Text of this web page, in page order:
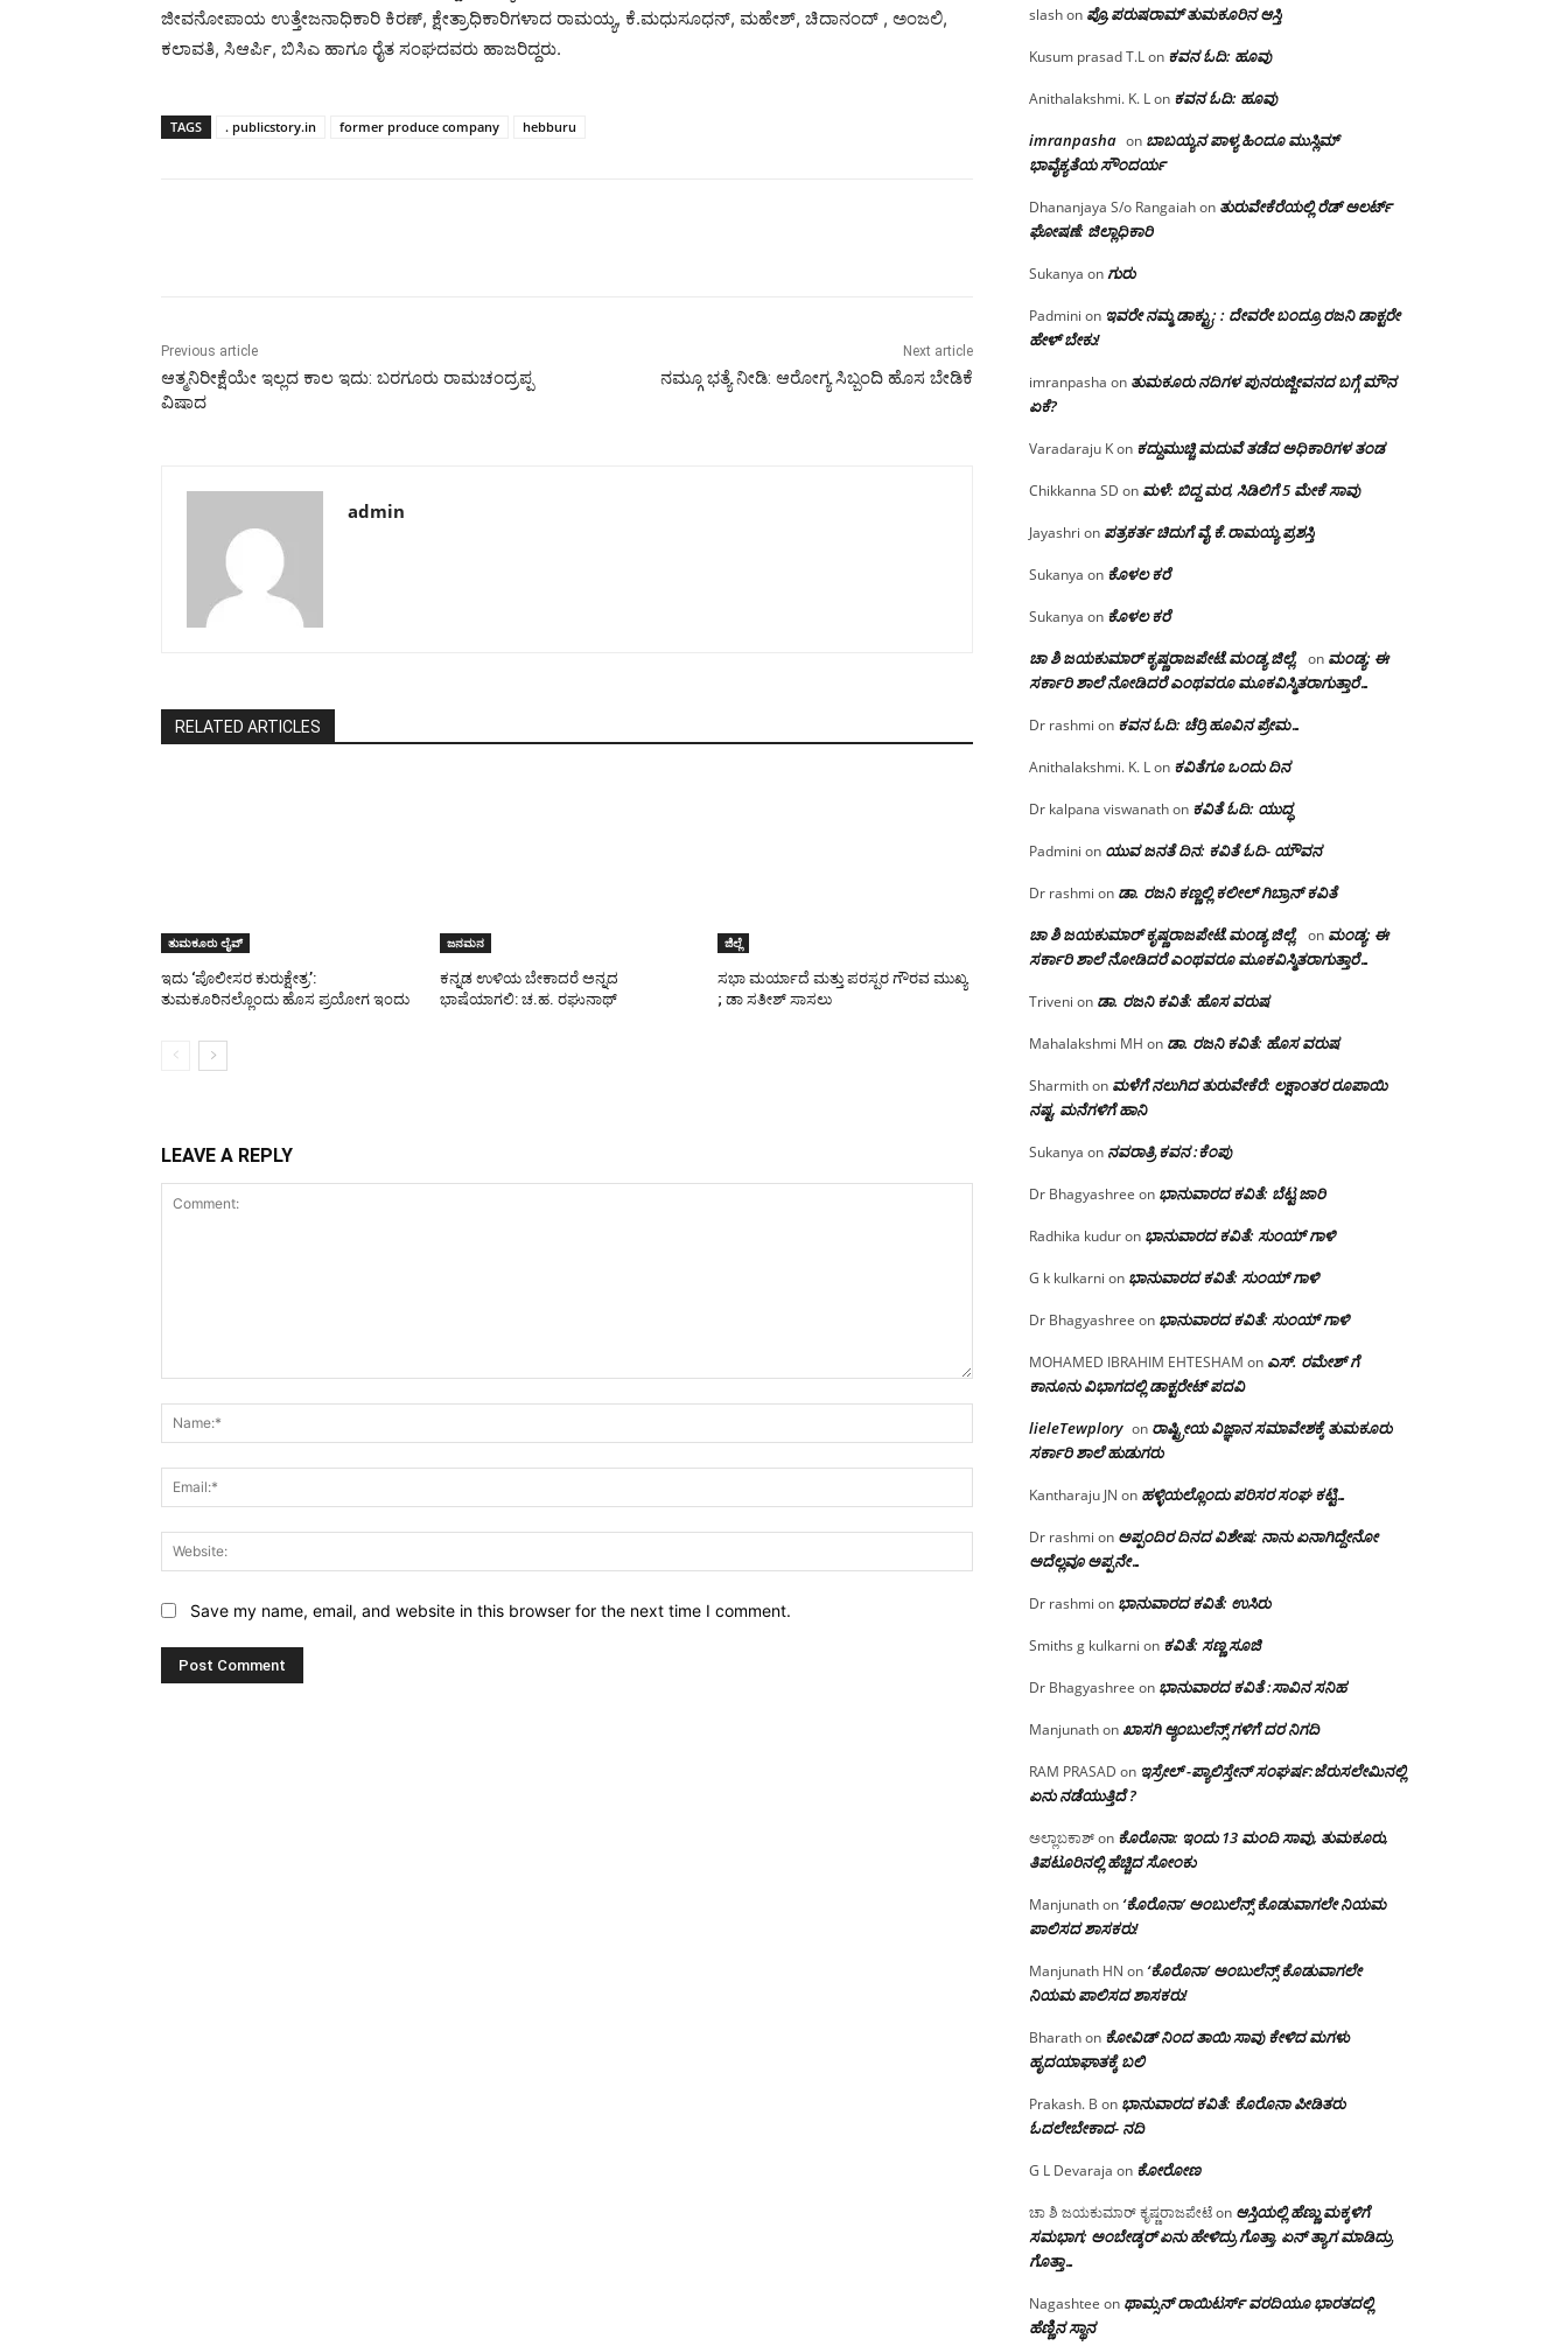
ಜೀವನೋಪಾಯ ಉತ್ತೇಜನಾಧಿಕಾರಿ ಕಿರಣ್, ಕ್ಷೇತ್ರಾಧಿಕಾರಿಗಳಾದ ರಾಮಯ್ಯ, ಕೆ.ಮಧುಸೂಧನ್, ಮಹೇಶ್, ಚಿದಾನಂದ್ , ಅಂಜಲಿ,
ಕಲಾವತಿ, ಸಿಆರ್ಪಿ, ಬಿಸಿಎ ಹಾಗೂ ರೈತ ಸಂಘದವರು ಹಾಜರಿದ್ದರು.
TAGS . publicstory.in former produce company hebburu
Previous article
ಆತ್ಮನಿರೀಕ್ಷೆಯೇ ಇಲ್ಲದ ಕಾಲ ಇದು: ಬರಗೂರು ರಾಮಚಂದ್ರಪ್ಪ
ವಿಷಾದ
Next article
ನಮ್ಗೂ ಭತ್ಯೆ ನೀಡಿ: ಆರೋಗ್ಯ ಸಿಬ್ಬಂದಿ ಹೊಸ ಬೇಡಿಕೆ
admin
RELATED ARTICLES
ತುಮಕೂರು ಲೈವ್
ಇದು ‘ಪೊಲೀಸರ ಕುರುಕ್ಷೇತ್ರ’:
ತುಮಕೂರಿನಲ್ಲೊಂದು ಹೊಸ ಪ್ರಯೋಗ ಇಂದು
ಜನಮನ
ಕನ್ನಡ ಉಳಿಯ ಬೇಕಾದರೆ ಅನ್ನದ
ಭಾಷೆಯಾಗಲಿ: ಚ.ಹ. ರಘುನಾಥ್
ಜಿಲ್ಲೆ
ಸಭಾ ಮರ್ಯಾದೆ ಮತ್ತು ಪರಸ್ಪರ ಗೌರವ ಮುಖ್ಯ
; ಡಾ ಸತೀಶ್ ಸಾಸಲು
LEAVE A REPLY
Website:
Save my name, email, and website in this browser for the next time I comment.
slashon ಪ್ರೊ.ಪರುಷರಾಮ್ ತುಮಕೂರಿನ ಆಸ್ತಿ
Kusum prasad T.Lon ಕವನ ಓದಿ: ಹೂವು
Anithalakshmi. K. Lon ಕವನ ಓದಿ: ಹೂವು
imranpasha on ಬಾಬಯ್ಯನ ಪಾಳ್ಯ ಹಿಂದೂ ಮುಸ್ಲಿಮ್
ಭಾವೈಕ್ಯತೆಯ ಸೌಂದರ್ಯ
Dhananjaya S/o Rangaiahon ತುರುವೇಕೆರೆಯಲ್ಲಿ ರೆಡ್ ಅಲರ್ಟ್
ಘೋಷಣೆ: ಜಿಲ್ಲಾಧಿಕಾರಿ
Sukanya onಗುರು
Padmini on ಇವರೇ ನಮ್ಮ ಡಾಕ್ಟ್ರು; : ದೇವರೇ ಬಂದ್ರೂ ರಜನಿ ಡಾಕ್ಟರೇ
ಹೇಳ್ ಬೇಕು!
imranpasha on ತುಮಕೂರು ನದಿಗಳ ಪುನರುಜ್ಜೀವನದ ಬಗ್ಗೆ ಮೌನ
ಏಕೆ?
Varadaraju Kon ಕದ್ದುಮುಚ್ಚಿ ಮದುವೆ ತಡೆದ ಅಧಿಕಾರಿಗಳ ತಂಡ
Chikkanna SD on ಮಳೆ: ಬಿದ್ದ ಮರ, ಸಿಡಿಲಿಗೆ 5 ಮೇಕೆ ಸಾವು
Jayashri on ಪತ್ರಕರ್ತ ಚಿದುಗೆ ವೈ.ಕೆ.ರಾಮಯ್ಯ ಪ್ರಶಸ್ತಿ
Sukanya on ಕೊಳಲ ಕರೆ
Sukanya on ಕೊಳಲ ಕರೆ
ಚಾ ಶಿ ಜಯಕುಮಾರ್ ಕೃಷ್ಣರಾಜಪೇಟೆ.ಮಂಡ್ಯ ಜಿಲ್ಲೆ. on ಮಂಡ್ಯ: ಈ
ಸರ್ಕಾರಿ ಶಾಲೆ ನೋಡಿದರೆ ಎಂಥವರೂ ಮೂಕವಿಸ್ಮಿತರಾಗುತ್ತಾರೆ…
Dr rashmi on ಕವನ ಓದಿ: ಚೆರ್ರಿ ಹೂವಿನ ಪ್ರೇಮ…
Anithalakshmi. K. Lon ಕವಿತೆಗೂ ಒಂದು ದಿನ
Dr kalpana viswanathon ಕವಿತೆ ಓದಿ: ಯುದ್ಧ
Padmini on ಯುವ ಜನತೆ ದಿನ: ಕವಿತೆ ಓದಿ- ಯೌವನ
Dr rashmi on ಡಾ. ರಜನಿ‌ ಕಣ್ಣಲ್ಲಿ ಕಲೀಲ್ ಗಿಬ್ರಾನ್ ಕವಿತೆ
ಚಾ ಶಿ ಜಯಕುಮಾರ್ ಕೃಷ್ಣರಾಜಪೇಟೆ.ಮಂಡ್ಯ ಜಿಲ್ಲೆ. on ಮಂಡ್ಯ: ಈ
ಸರ್ಕಾರಿ ಶಾಲೆ ನೋಡಿದರೆ ಎಂಥವರೂ ಮೂಕವಿಸ್ಮಿತರಾಗುತ್ತಾರೆ…
Triveni on ಡಾ. ರಜನಿ ಕವಿತೆ: ಹೊಸ ವರುಷ
Mahalakshmi MH on ಡಾ. ರಜನಿ ಕವಿತೆ: ಹೊಸ ವರುಷ
Sharmithon ಮಳೆಗೆ ನಲುಗಿದ ತುರುವೇಕೆರೆ: ಲಕ್ಷಾಂತರ ರೂಪಾಯಿ
ನಷ್ಟ, ಮನೆಗಳಿಗೆ ಹಾನಿ
Sukanya on ನವರಾತ್ರಿ ಕವನ :ಕೆಂಪು
Dr Bhagyashree on ಭಾನುವಾರದ ಕವಿತೆ: ಬೆಟ್ಟ ಜಾರಿ
Radhika kuduron ಭಾನುವಾರದ ಕವಿತೆ: ಸುಂಯ್ ಗಾಳಿ
G k kulkarni on ಭಾನುವಾರದ ಕವಿತೆ: ಸುಂಯ್ ಗಾಳಿ
Dr Bhagyashree on ಭಾನುವಾರದ ಕವಿತೆ: ಸುಂಯ್ ಗಾಳಿ
MOHAMED IBRAHIM EHTESHAM on ಎಸ್. ರಮೇಶ್ ಗೆ
ಕಾನೂನು ವಿಭಾಗದಲ್ಲಿ ಡಾಕ್ಟರೇಟ್ ಪದವಿ
lieleTewplory on ರಾಷ್ಟ್ರೀಯ ವಿಜ್ಞಾನ ಸಮಾವೇಶಕ್ಕೆ‌ ತುಮಕೂರು
ಸರ್ಕಾರಿ ಶಾಲೆ ಹುಡುಗರು
Kantharaju JN on ಹಳ್ಳಿಯಲ್ಲೊಂದು ಪರಿಸರ ಸಂಘ ಕಟ್ಟಿ…
Dr rashmi on ಅಪ್ಪಂದಿರ ದಿನದ ವಿಶೇಷ: ನಾನು ಏನಾಗಿದ್ದೇನೋ‌
ಅದೆಲ್ಲವೂ ಅಪ್ಪನೇ…
Dr rashmi on ಭಾನುವಾರದ ಕವಿತೆ: ಉಸಿರು
Smiths g kulkarni on ಕವಿತೆ: ಸಣ್ಣ ಸೂಜಿ
Dr Bhagyashree on ಭಾನುವಾರದ ಕವಿತೆ :ಸಾವಿನ ಸನಿಹ
Manjunathonಖಾಸಗಿ ಆ್ಯಂಬುಲೆನ್ಸ್ ಗಳಿಗೆ ದರ ನಿಗದಿ
RAM PRASAD on ಇಸ್ರೇಲ್ -ಪ್ಯಾಲಿಸ್ತೇನ್ ಸಂಘರ್ಷ:ಜೆರುಸಲೇಮಿನಲ್ಲಿ
ಏನು ನಡೆಯುತ್ತಿದೆ ?
ಅಲ್ಲಾಬಕಾಶ್on ಕೊರೊನಾ: ಇಂದು 13 ಮಂದಿ ಸಾವು, ತುಮಕೂರು,
ತಿಪಟೂರಿನಲ್ಲಿ ಹೆಚ್ಚಿದ ಸೋಂಕು
Manjunathon ‘ಕೊರೊನಾ’ ಅಂಬುಲೆನ್ಸ್ ಕೊಡುವಾಗಲೇ ನಿಯಮ
ಪಾಲಿಸದ ಶಾಸಕರು!
Manjunath HN on ‘ಕೊರೊನಾ’ ಅಂಬುಲೆನ್ಸ್ ಕೊಡುವಾಗಲೇ
ನಿಯಮ ಪಾಲಿಸದ ಶಾಸಕರು!
Bharathon ಕೋವಿಡ್ ನಿಂದ ತಾಯಿ ಸಾವು ಕೇಳಿದ ಮಗಳು
ಹೃದಯಾಘಾತಕ್ಕೆ ಬಲಿ
Prakash. B on ಭಾನುವಾರದ ಕವಿತೆ: ಕೊರೊನಾ ಪೀಡಿತರು
ಓದಲೇಬೇಕಾದ- ನದಿ
G L Devaraja on ಕೋರೋಣ
ಚಾ ಶಿ ಜಯಕುಮಾರ್ ಕೃಷ್ಣರಾಜಪೇಟೆon ಆಸ್ತಿಯಲ್ಲಿ ಹೆಣ್ಣು ಮಕ್ಕಳಿಗೆ
ಸಮಭಾಗ; ಅಂಬೇಡ್ಕರ್ ಏನು ಹೇಳಿದ್ರು ಗೊತ್ತಾ, ಏನ್ ತ್ಯಾಗ ಮಾಡಿದ್ರು
ಗೊತ್ತಾ…
Nagashtee on ಥಾಮ್ಸನ್ ರಾಯಿಟರ್ಸ್ ವರದಿಯೂ ಭಾರತದಲ್ಲಿ
ಹೆಣ್ಣಿನ ಸ್ಥಾನ‌